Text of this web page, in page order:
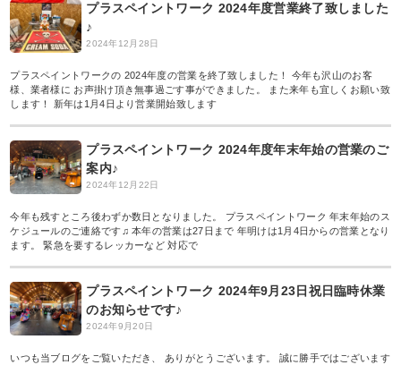
プラスペイントワーク 2024年度営業終了致しました
♪
2024年12月28日
プラスペイントワークの 2024年度の営業を終了致しました！ 今年も沢山のお客
様、業者様に お声掛け頂き無事過ごす事ができました。 また来年も宜しくお願い致
します！ 新年は1月4日より営業開始致します
プラスペイントワーク 2024年度年末年始の営業のご
案内♪
2024年12月22日
今年も残すところ後わずか数日となりました。 プラスペイントワーク 年末年始のス
ケジュールのご連絡です♫ 本年の営業は27日まで 年明けは1月4日からの営業となり
ます。 緊急を要するレッカーなど 対応で
プラスペイントワーク 2024年9月23日祝日臨時休業
のお知らせです♪
2024年9月20日
いつも当ブログをご覧いただき、 ありがとうございます。 誠に勝手ではございます